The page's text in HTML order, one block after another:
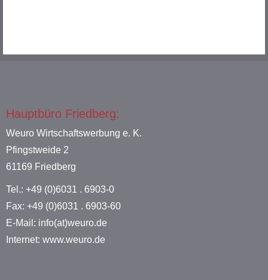
Hauptbüro Friedberg:
Weuro Wirtschaftswerbung e. K.
Pfingstweide 2
61169 Friedberg
Tel.: +49 (0)6031 . 6903-0
Fax: +49 (0)6031 . 6903-60
E-Mail: info(at)weuro.de
Internet: www.weuro.de